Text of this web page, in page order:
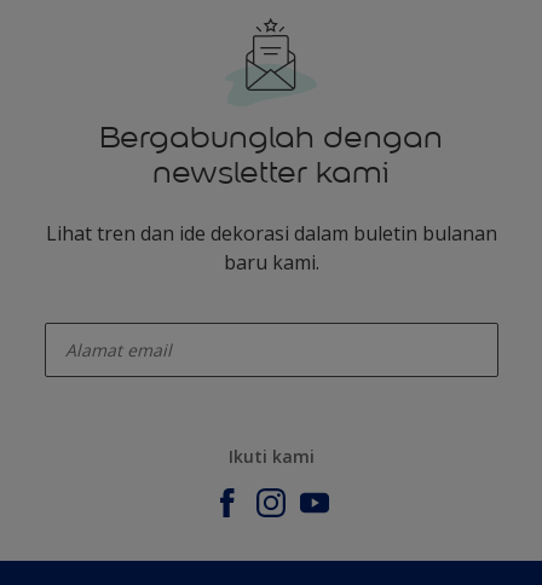
Bergabunglah dengan
newsletter kami
Lihat tren dan ide dekorasi dalam buletin bulanan
baru kami.
Ikuti kami